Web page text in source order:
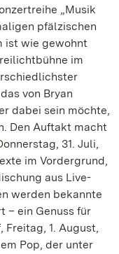
„Musik
pfälzischen
ist wie gewohnt
im
von Bryan
dabei sein möchte,
Den Auftakt macht
31. Juli,
im Vordergrund,
aus Live-
werden bekannte
– ein Genuss für
Freitag, 1. August,
Pop, der unter